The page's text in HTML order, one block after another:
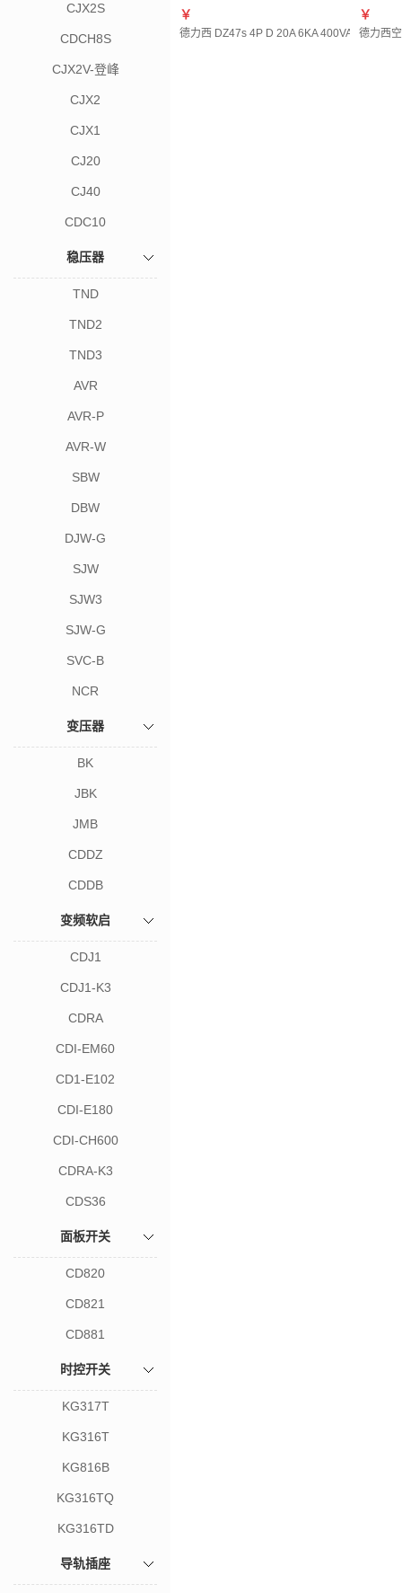
CJX2S
CDCH8S
CJX2V-登峰
CJX2
CJX1
CJ20
CJ40
CDC10
稳压器
TND
TND2
TND3
AVR
AVR-P
AVR-W
SBW
DBW
DJW-G
SJW
SJW3
SJW-G
SVC-B
NCR
变压器
BK
JBK
JMB
CDDZ
CDDB
变频软启
CDJ1
CDJ1-K3
CDRA
CDI-EM60
CD1-E102
CDI-E180
CDI-CH600
CDRA-K3
CDS36
面板开关
CD820
CD821
CD881
时控开关
KG317T
KG316T
KG816B
KG316TQ
KG316TD
导轨插座
￥
德力西 DZ47s 4P D 20A 6KA 400VAC
￥
德力西